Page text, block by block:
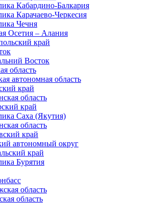
Кабардино-Балкария
Карачаево-Черкесия
Чечня
Осетия – Алания
край
Восток
область
автономная область
край
область
край
Саха (Якутия)
область
край
автономный округ
край
Бурятия
область
область